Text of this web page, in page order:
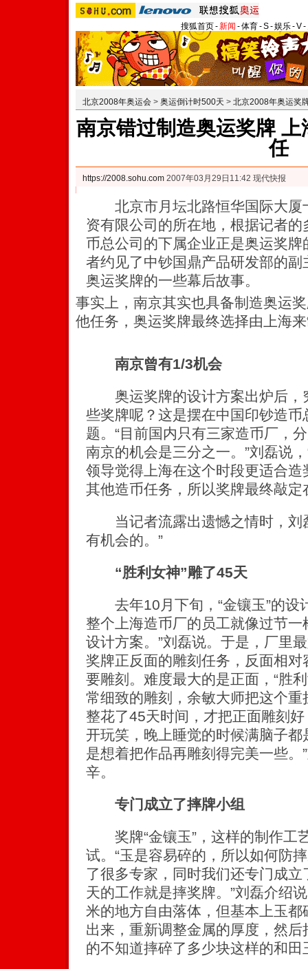
搜狐首页-新闻 -体育-S-娱乐-V-
北京2008年奥运会 > 奥运倒计时500天 > 北京2008年奥运奖
南京错过制造奥运奖牌
任
https://2008.sohu.com 2007年03月29日11:42 现代快报
北京市月坛北路恒华国际大厦
资有限公司的所在地，根据记者
币总公司的下属企业正是奥运奖
者约见了中钞国鼎产品研发部的
奥运奖牌的一些幕后故事。
事实上，南京其实也具备制造奥运
他任务，奥运奖牌最终选择由上海
南京曾有1/3机会
奥运奖牌的设计方案出炉后，
些奖牌呢？这是摆在中国印钞造
题。“目前国内只有三家造币厂，
南京的机会是三分之一。”刘磊说
领导觉得上海在这个时段更适合
其他造币任务，所以奖牌最终敲定
当记者流露出遗憾之情时，刘
有机会的。”
“胜利女神”雕了45天
去年10月下旬，“金镶玉”的设
整个上海造币厂的员工就像过节
设计方案。”刘磊说。于是，厂里
奖牌正反面的雕刻任务，反面相
要雕刻。难度最大的是正面，“胜
常细致的雕刻，余敏大师把这个重
整花了45天时间，才把正面雕刻
开玩笑，晚上睡觉的时候满脑子
是想着把作品再雕刻得完美一些。
辛。
专门成立了摔牌小组
奖牌“金镶玉”，这样的制作工
试。“玉是容易碎的，所以如何防
了很多专家，同时我们还专门成
天的工作就是摔奖牌。”刘磊介绍
米的地方自由落体，但基本上玉
出来，重新调整金属的厚度，然后
的不知道摔碎了多少块这样的和田